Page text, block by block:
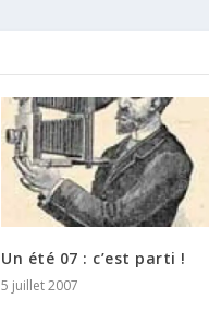
Un été 07 : c’est parti !
5 juillet 2007